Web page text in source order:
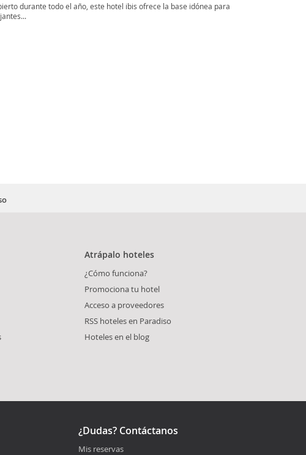
durante todo el año, este hotel ibis ofrece la base idónea para
Atrápalo hoteles
¿Cómo funciona?
Promociona tu hotel
Acceso a proveedores
RSS hoteles en Paradiso
Hoteles en el blog
¿Dudas? Contáctanos
Mis reservas